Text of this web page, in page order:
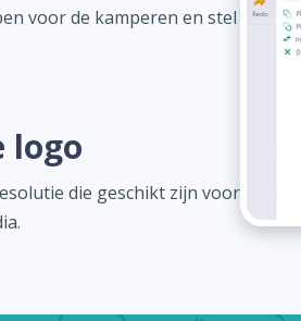
voor de kamperen en stel
logo
die geschikt zijn voor